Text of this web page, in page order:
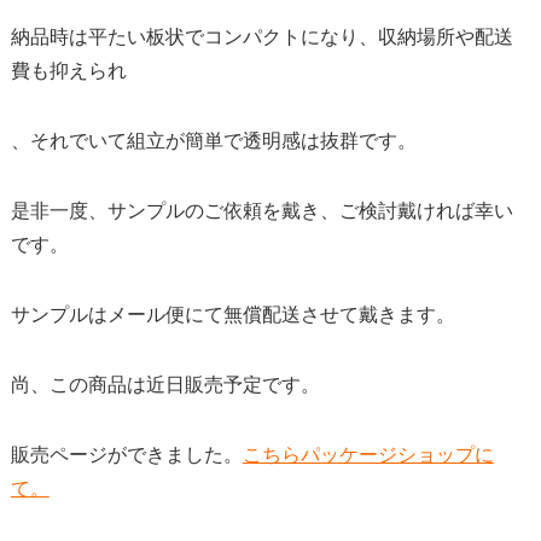
納品時は平たい板状でコンパクトになり、収納場所や配送
費も抑えられ
、それでいて組立が簡単で透明感は抜群です。
是非一度、サンプルのご依頼を戴き、ご検討戴ければ幸い
です。
サンプルはメール便にて無償配送させて戴きます。
尚、この商品は近日販売予定です。
販売ページができました。
こちらパッケージショップに
て。